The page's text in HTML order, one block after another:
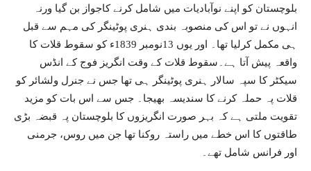
بلوچستان کو اپنے نوآبادیات میں شامل کرنے کاجواز بن گیا ورنہ
انہوں نے تو اس کی منصوبہ بندی ہنری پوٹینگر کی مہم سے قبل
ہی مکمل کرلیا تھا۔ اور یوں 13نومبر 1839ء کو سقوط قلات کا
واقعہ پیش آتا ہے۔سقوط قلات کے وقت انگریز فوج کے انڈس
سیکٹر کا سپہ سالار ہنری پوٹینگر ہی تھا جس نے جنرل ولشائر کو
قلات پہ حملہ کرنے کا سندیسہ بھیجا۔ جس سے اس بات کو مزید
تقویت ملتی ہے کہ بہر صورت انگریزوں کا بلوچستان پہ قبضہ بڑی
طاقتوں کا اس خطے میں راستہ روکنا تھا جن میں روس، جرمنی
اور فرانس شامل تھے۔